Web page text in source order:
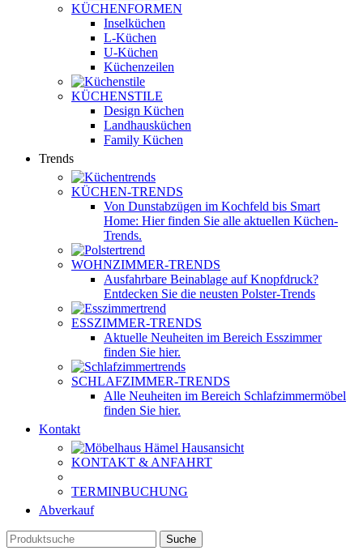
KÜCHENFORMEN
Inselküchen
L-Küchen
U-Küchen
Küchenzeilen
KÜCHENSTILE
Design Küchen
Landhausküchen
Family Küchen
Trends
KÜCHEN-TRENDS
Von Dunstabzügen im Kochfeld bis Smart
Home: Hier finden Sie alle aktuellen Küchen-
Trends.
WOHNZIMMER-TRENDS
Ausfahrbare Beinablage auf Knopfdruck?
Entdecken Sie die neusten Polster-Trends
ESSZIMMER-TRENDS
Aktuelle Neuheiten im Bereich Esszimmer
finden Sie hier.
SCHLAFZIMMER-TRENDS
Alle Neuheiten im Bereich Schlafzimmermöbel
finden Sie hier.
Kontakt
KONTAKT & ANFAHRT
TERMINBUCHUNG
Abverkauf
Suche